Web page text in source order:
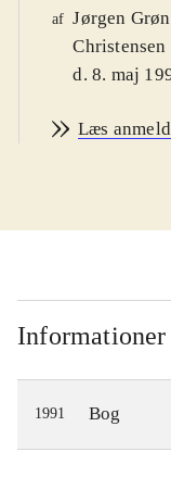
af Jørgen
Christensen
d. 8. maj
Læs
Informationer
1991 Bog